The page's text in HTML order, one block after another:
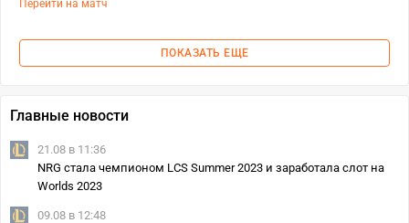
Перейти на матч
ПОКАЗАТЬ ЕЩЕ
Главные новости
21.08 в 11:36
NRG стала чемпионом LCS Summer 2023 и заработала слот на
Worlds 2023
09.08 в 12:48